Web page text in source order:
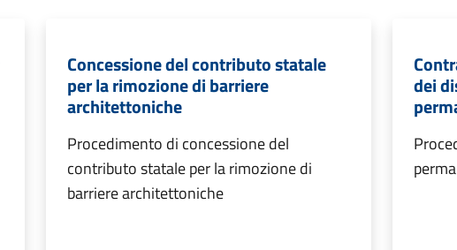
Concessione del contributo statale
per la rimozione di barriere
architettoniche
Procedimento di concessione del
contributo statale per la rimozione di
barriere architettoniche
dei